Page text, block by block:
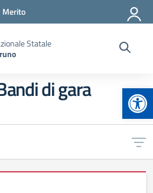
Merito
Statale
di gara